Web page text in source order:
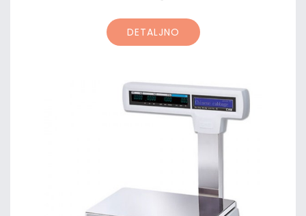
DETALJNO